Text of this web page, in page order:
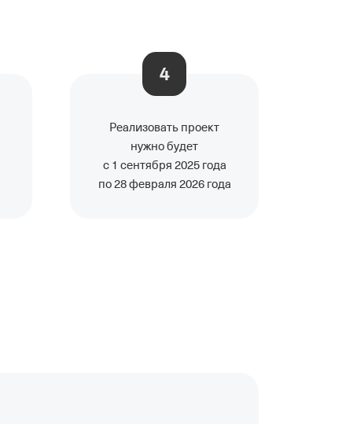
4
Реализовать проект
нужно будет
с 1 сентября 2025 года
по 28 февраля 2026 года